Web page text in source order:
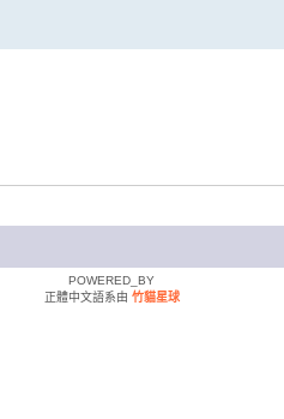
POWERED_BY
正體中文語系由 竹貓星球